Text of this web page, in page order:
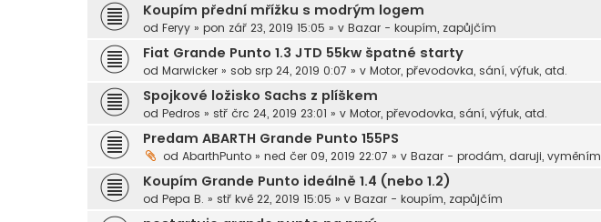
Koupím přední mřížku s modrým logem
od Feryy » pon zář 23, 2019 15:05 » v Bazar - koupím, zapůjčím
Fiat Grande Punto 1.3 JTD 55kw špatné starty
od Marwicker » sob srp 24, 2019 0:07 » v Motor, převodovka, sání, výfuk, atd.
Spojkové ložisko Sachs z plíškem
od Pedros » stř črc 24, 2019 23:01 » v Motor, převodovka, sání, výfuk, atd.
Predam ABARTH Grande Punto 155PS
od AbarthPunto » ned čer 09, 2019 22:07 » v Bazar - prodám, daruji, vyměním
Koupím Grande Punto ideálně 1.4 (nebo 1.2)
od Pepa B. » stř kvě 22, 2019 15:05 » v Bazar - koupím, zapůjčím